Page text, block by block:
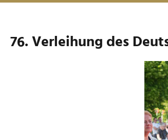
76. Verleihung des